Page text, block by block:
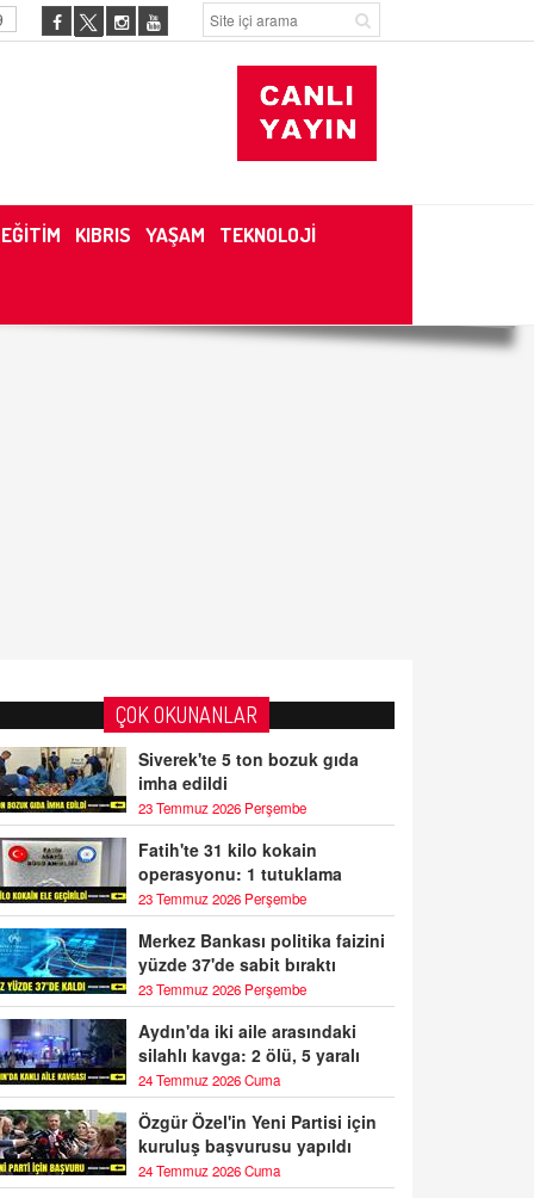
EĞİTİM KIBRIS YAŞAM TEKNOLOJİ
ÇOK OKUNANLAR
Siverek'te 5 ton bozuk gıda
imha edildi
23 Temmuz 2026 Perşembe
Fatih'te 31 kilo kokain
operasyonu: 1 tutuklama
23 Temmuz 2026 Perşembe
Merkez Bankası politika faizini
yüzde 37'de sabit bıraktı
23 Temmuz 2026 Perşembe
Aydın'da iki aile arasındaki
silahlı kavga: 2 ölü, 5 yaralı
24 Temmuz 2026 Cuma
Özgür Özel'in Yeni Partisi için
kuruluş başvurusu yapıldı
24 Temmuz 2026 Cuma